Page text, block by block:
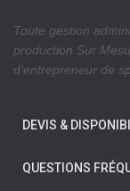
Toute gestion
production Sur
d’entrepreneur de
DEVIS &
QUESTIONS